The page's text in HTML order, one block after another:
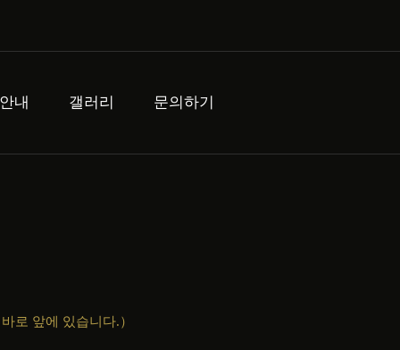
내 갤러리 문의하기
로 앞에 있습니다.）